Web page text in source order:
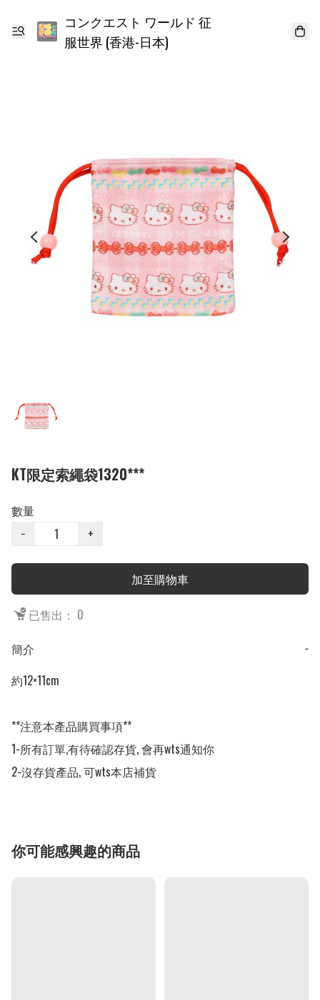
コンクエスト ワールド 征
服世界 (香港-日本)
KT限定索繩袋1320***
數量
−
+
加至購物車
已售出： 0
簡介
−
約12×11cm
**注意本產品購買事項**
1-所有訂單,有待確認存貨, 會再wts通知你
2-沒存貨產品, 可wts本店補貨
你可能感興趣的商品